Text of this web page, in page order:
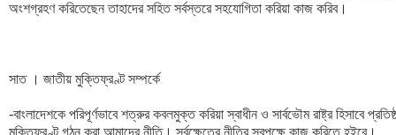
অংশগ্রহণ করিতেছেন তাহাদের সহিত সর্বস্তরে সহযোগিতা করিয়া কাজ করিব।
সাত । জাতীয় মুক্তিফ্রণ্ট সম্পর্কে
-বাংলাদেশকে পরিপূর্ণভাবে শত্রুর কবলমুক্ত করিয়া স্বাধীন ও সার্বভৌম রাষ্ট্র হিসাবে
মুক্তিফ্রণ্ট গঠন করা আমাদের নীতি। সর্বক্ষেত্রে নীতির স্বপক্ষে কাজ করিতে হইবে।